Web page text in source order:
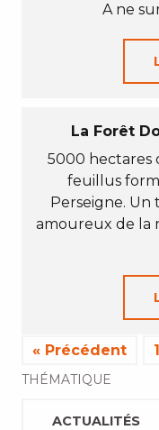
A ne
La Forêt
5000 hectares
feuillus
Perseigne. Un
amoureux de la
« Précédent 1
THÉMATIQUE
ACTUALITÉS